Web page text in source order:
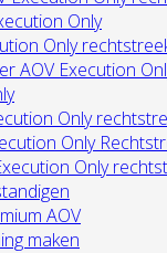
Only
Only
AOV Execution
Only
Only
Only
AOV
maken